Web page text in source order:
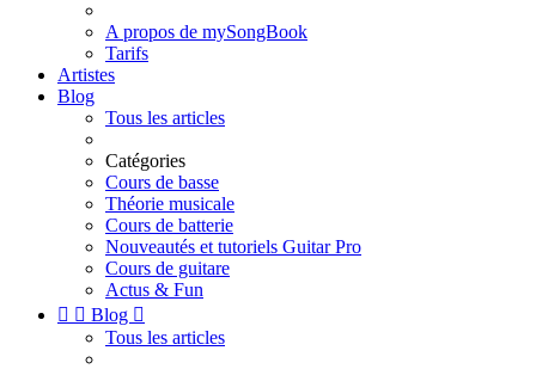
A propos de mySongBook
Tarifs
Artistes
Blog
Tous les articles
Catégories
Cours de basse
Théorie musicale
Cours de batterie
Nouveautés et tutoriels Guitar Pro
Cours de guitare
Actus & Fun
  Blog 
Tous les articles